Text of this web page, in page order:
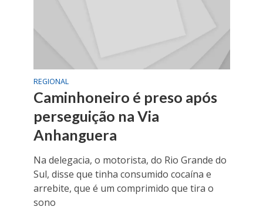
REGIONAL
Caminhoneiro é preso após
perseguição na Via
Anhanguera
Na delegacia, o motorista, do Rio Grande do
Sul, disse que tinha consumido cocaína e
arrebite, que é um comprimido que tira o
sono